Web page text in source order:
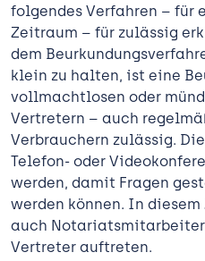
folgendes Verfahren – für
Zeitraum – für zulässig
dem
klein zu halten, ist eine
vollmachtlosen oder
Vertretern – auch
Verbrauchern zulässig.
Telefon- oder
werden, damit Fragen
werden können. In
auch
Vertreter auftreten.